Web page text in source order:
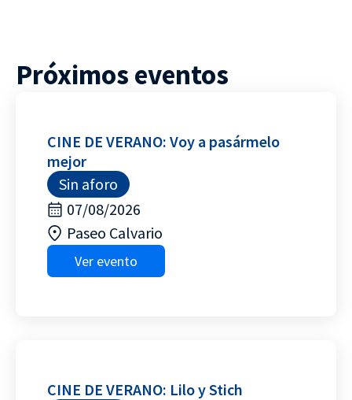
Próximos eventos
CINE DE VERANO: Voy a pasármelo
mejor
Sin aforo
07/08/2026
Paseo Calvario
Ver evento
CINE DE VERANO: Lilo y Stich